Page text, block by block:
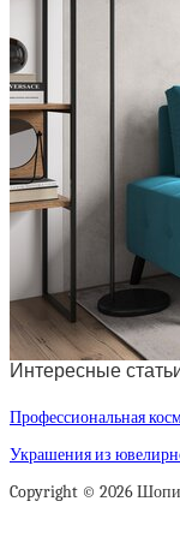
Интересные
Профессиональная
Украшения из
Copyright © 2026